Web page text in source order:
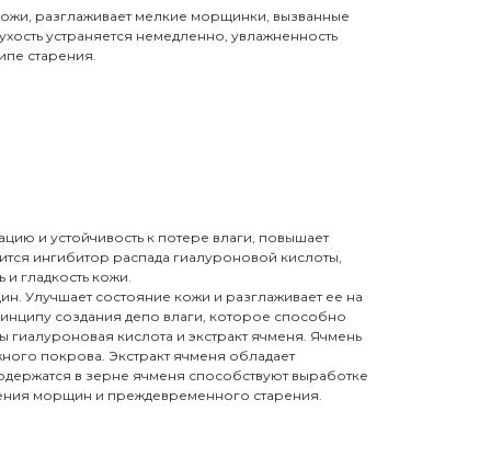
разглаживает мелкие морщинки, вызванные
устраняется немедленно, увлажненность
старения.
и устойчивость к потере влаги, повышает
ингибитор распада гиалуроновой кислоты,
гладкость кожи.
Улучшает состояние кожи и разглаживает ее на
создания депо влаги, которое способно
кислота и экстракт ячменя. Ячмень
покрова. Экстракт ячменя обладает
в зерне ячменя способствуют выработке
морщин и преждевременного старения.